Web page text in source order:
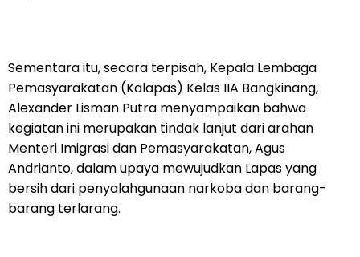
Sementara itu, secara terpisah, Kepala Lembaga
Pemasyarakatan (Kalapas) Kelas IIA Bangkinang,
Alexander Lisman Putra menyampaikan bahwa
kegiatan ini merupakan tindak lanjut dari arahan
Menteri Imigrasi dan Pemasyarakatan, Agus
Andrianto, dalam upaya mewujudkan Lapas yang
bersih dari penyalahgunaan narkoba dan barang-
barang terlarang.